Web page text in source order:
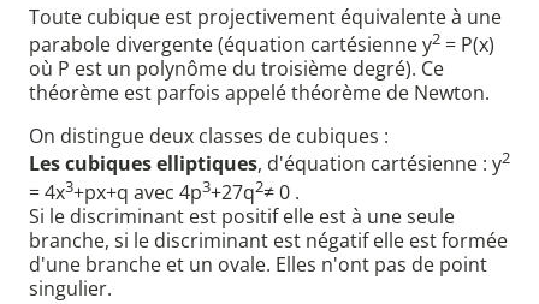
Toute cubique est projectivement équivalente à une
parabole divergente (équation cartésienne y2 = P(x)
où P est un polynôme du troisième degré). Ce
théorème est parfois appelé théorème de Newton.
On distingue deux classes de cubiques :
Les cubiques elliptiques, d'équation cartésienne : y2
= 4x3+px+q avec 4p3+27q2≠ 0 .
Si le discriminant est positif elle est à une seule
branche, si le discriminant est négatif elle est formée
d'une branche et un ovale. Elles n'ont pas de point
singulier.